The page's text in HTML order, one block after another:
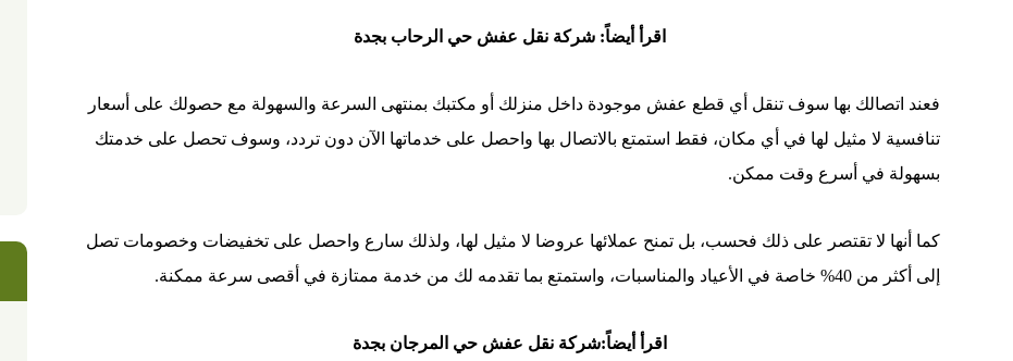
اقرأ أيضاً: شركة نقل عفش حي الرحاب بجدة
فعند اتصالك بها سوف تنقل أي قطع عفش موجودة داخل منزلك أو مكتبك بمنتهى السرعة والسهولة مع حصولك على أسعار
تنافسية لا مثيل لها في أي مكان، فقط استمتع بالاتصال بها واحصل على خدماتها الآن دون تردد، وسوف تحصل على خدمتك
بسهولة في أسرع وقت ممكن.
كما أنها لا تقتصر على ذلك فحسب، بل تمنح عملائها عروضا لا مثيل لها، ولذلك سارع واحصل على تخفيضات وخصومات تصل
إلى أكثر من 40% خاصة في الأعياد والمناسبات، واستمتع بما تقدمه لك من خدمة ممتازة في أقصى سرعة ممكنة.
اقرأ أيضاً:شركة نقل عفش حي المرجان بجدة